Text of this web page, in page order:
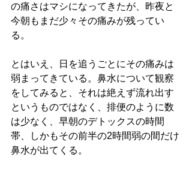
の痛さはマシになってきたが、昨夜と
今朝もまだ少々その痛みが残ってい
る。
とはいえ、日を追うごとにその痛みは
弱まってきている。鼻水について観察
をしてみると、それは絶えず流れ出す
というものではなく、排便のように数
は少なく、早朝のデトックスの時間
帯、しかもその前半の2時間弱の間だけ
鼻水が出てくる。